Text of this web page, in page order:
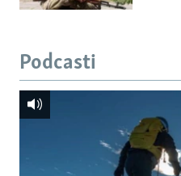
Podcasti